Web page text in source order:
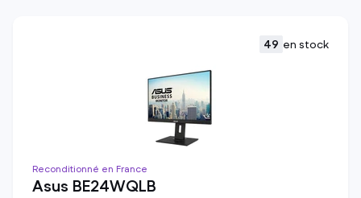
49 en stock
Reconditionné en France
Asus BE24WQLB